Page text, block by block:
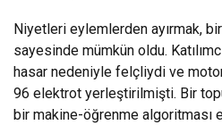
Niyetleri eylemlerden ayırmak,
sayesinde mümkün oldu.
hasar nedeniyle felçliydi ve
96 elektrot yerleştirilmişti. Bir topu
bir makine-öğrenme algoritması